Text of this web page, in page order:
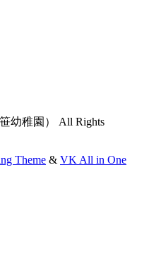
幼稚園） All Rights
Theme & VK All in One